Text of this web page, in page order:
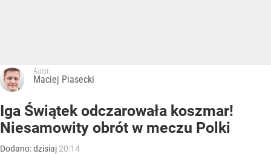
Autor:
Maciej Piasecki
Iga Świątek odczarowała koszmar!
Niesamowity obrót w meczu Polki
Dodano:dzisiaj 20:14